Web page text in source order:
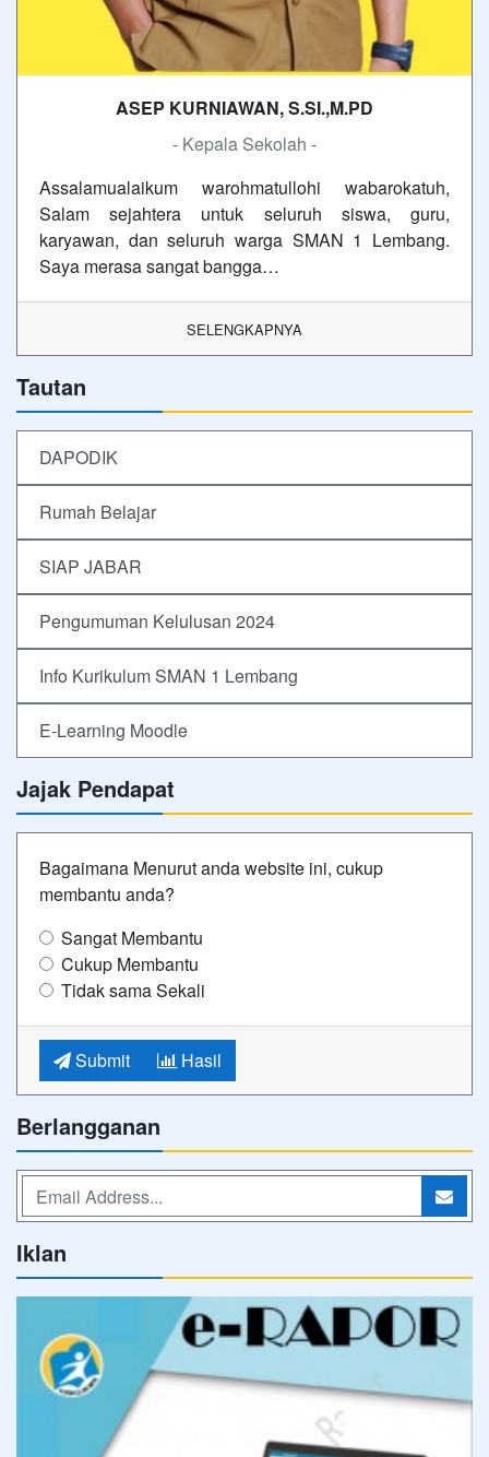
ASEP KURNIAWAN, S.SI.,M.PD
- Kepala Sekolah -
Assalamualaikum warohmatullohi wabarokatuh,
Salam sejahtera untuk seluruh siswa, guru,
karyawan, dan seluruh warga SMAN 1 Lembang.
Saya merasa sangat bangga…
SELENGKAPNYA
Tautan
DAPODIK
Rumah Belajar
SIAP JABAR
Pengumuman Kelulusan 2024
Info Kurikulum SMAN 1 Lembang
E-Learning Moodle
Jajak Pendapat
Bagaimana Menurut anda website ini, cukup
membantu anda?
Sangat Membantu
Cukup Membantu
Tidak sama Sekali
Submit Hasil
Berlangganan
Iklan